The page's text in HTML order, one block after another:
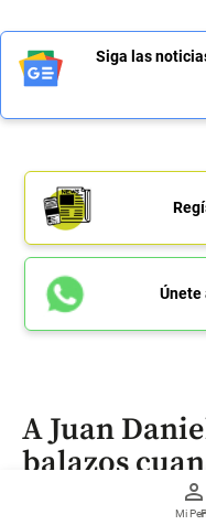
person
Mi
Siga las
Únete
A Juan
balazos
puente en